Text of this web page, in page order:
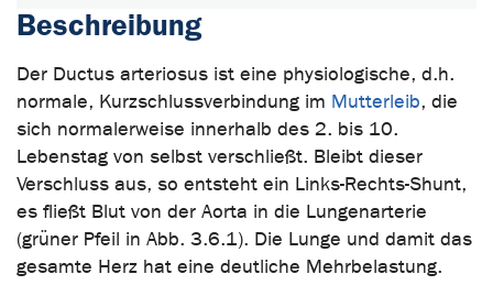
Beschreibung
Der Ductus arteriosus ist eine physiologische, d.h.
normale, Kurzschlussverbindung im Mutterleib, die
sich normalerweise innerhalb des 2. bis 10.
Lebenstag von selbst verschließt. Bleibt dieser
Verschluss aus, so entsteht ein Links-Rechts-Shunt,
es fließt Blut von der Aorta in die Lungenarterie
(grüner Pfeil in Abb. 3.6.1). Die Lunge und damit das
gesamte Herz hat eine deutliche Mehrbelastung.